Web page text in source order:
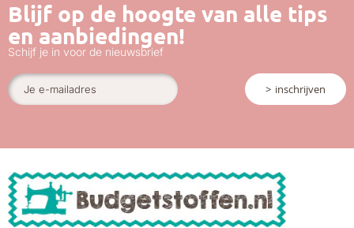
Blijf op de hoogte van alle tips
en aanbiedingen!
Schijf je in voor de nieuwsbrief
inschrijven